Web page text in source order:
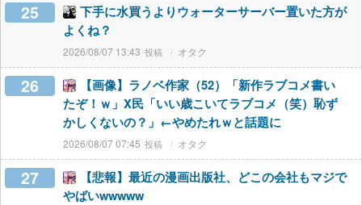
25
下手に水買うよりウォーターサーバー置いた方が
よくね？
2026/08/07 13:43 オタク
26
【画像】ラノベ作家（52）「新作ラブコメ書い
たぞ！ｗ」X民「いい歳こいてラブコメ（笑）恥ず
かしくないの？」←やめたれｗと話題に
2026/08/07 07:45 オタク
27
【悲報】最近の漫画出版社、どこの会社もマジで
やばいwwwww